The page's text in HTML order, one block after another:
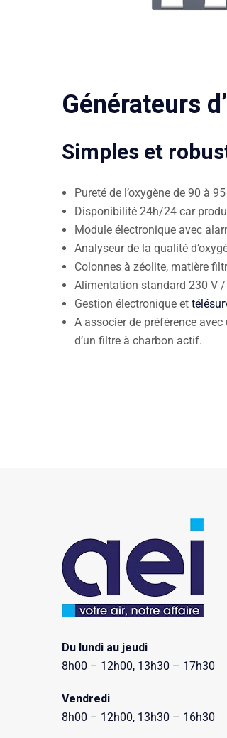
Générateurs
Simples et
Pureté de l’oxygène de 90 à
Disponibilité 24h/24 car
Module électronique avec
Analyseur de la qualité
Colonnes à zéolite, matière
Alimentation standard 230 V
Gestion électronique et
A associer de préférence
d’un filtre à charbon actif.
Du lundi au jeudi
8h00 – 12h00, 13h30 – 17h30
Vendredi
8h00 – 12h00, 13h30 – 16h30